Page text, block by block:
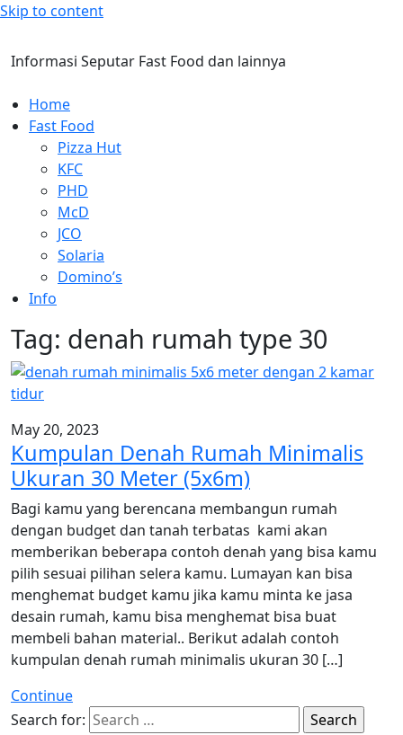
Skip to content
Informasi Seputar Fast Food dan lainnya
Home
Fast Food
Pizza Hut
KFC
PHD
McD
JCO
Solaria
Domino’s
Info
Tag: denah rumah type 30
May 20, 2023
Kumpulan Denah Rumah Minimalis
Ukuran 30 Meter (5x6m)
Bagi kamu yang berencana membangun rumah
dengan budget dan tanah terbatas kami akan
memberikan beberapa contoh denah yang bisa kamu
pilih sesuai pilihan selera kamu. Lumayan kan bisa
menghemat budget kamu jika kamu minta ke jasa
desain rumah, kamu bisa menghemat bisa buat
membeli bahan material.. Berikut adalah contoh
kumpulan denah rumah minimalis ukuran 30 […]
Continue
Search for: